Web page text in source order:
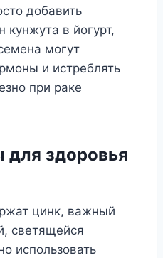
добавить
в йогурт,
могут
и истреблять
при раке
для здоровья
цинк, важный
светящейся
использовать